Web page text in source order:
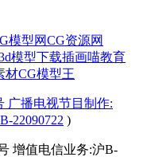
模型网CG资源网
模型下载插画喵教育
材CG模型王
广播电视节目制作:
22090722 )
增值电信业务:沪B-